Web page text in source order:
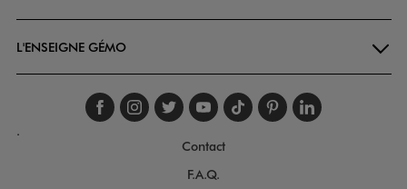
L'ENSEIGNE GÉMO
Suivez-nous sur
Suivez-nous sur
Suivez-nous sur
Suivez-nous
Suivez-nous
Suivez-
.
Contact
F.A.Q.